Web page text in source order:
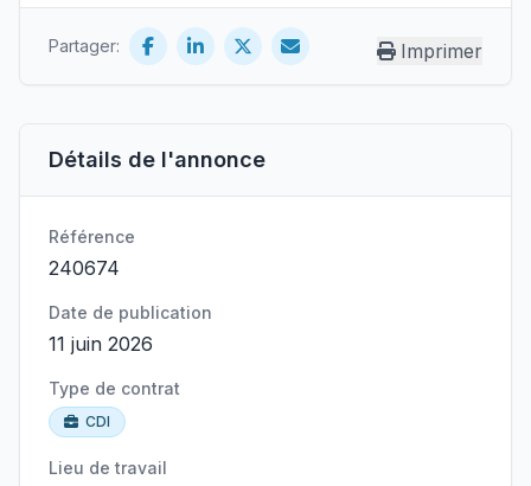
Détails de l'annonce
Référence
240674
Date de publication
11 juin 2026
Type de contrat
CDI
Lieu de travail
Partager: Imprimer